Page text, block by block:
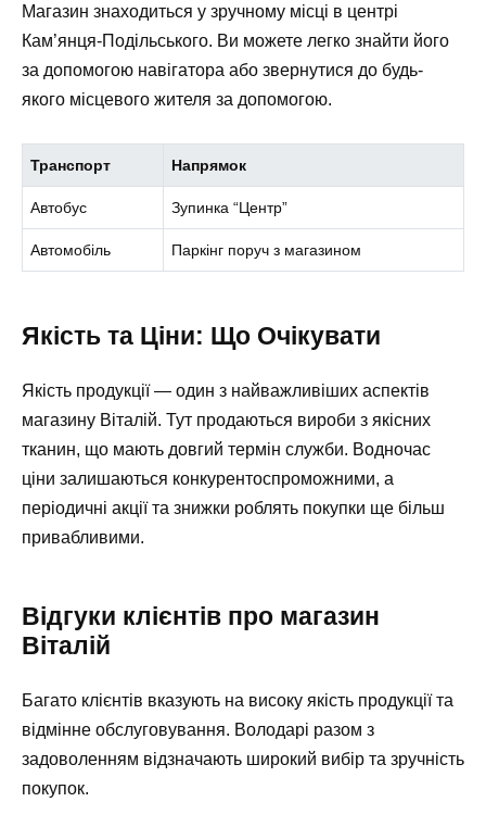
Магазин знаходиться у зручному місці в центрі
Кам’янця-Подільського. Ви можете легко знайти його
за допомогою навігатора або звернутися до будь-
якого місцевого жителя за допомогою.
Транспорт Напрямок
Автобус Зупинка “Центр”
Автомобіль Паркінг поруч з магазином
Якість та Ціни: Що Очікувати
Якість продукції — один з найважливіших аспектів
магазину Віталій. Тут продаються вироби з якісних
тканин, що мають довгий термін служби. Водночас
ціни залишаються конкурентоспроможними, а
періодичні акції та знижки роблять покупки ще більш
привабливими.
Відгуки клієнтів про магазин
Віталій
Багато клієнтів вказують на високу якість продукції та
відмінне обслуговування. Володарі разом з
задоволенням відзначають широкий вибір та зручність
покупок.